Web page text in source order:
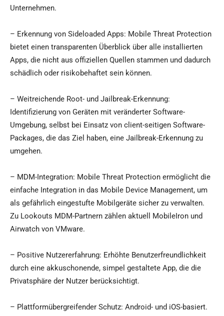
Unternehmen.
– Erkennung von Sideloaded Apps: Mobile Threat Protection
bietet einen transparenten Überblick über alle installierten
Apps, die nicht aus offiziellen Quellen stammen und dadurch
schädlich oder risikobehaftet sein können.
– Weitreichende Root- und Jailbreak-Erkennung:
Identifizierung von Geräten mit veränderter Software-
Umgebung, selbst bei Einsatz von client-seitigen Software-
Packages, die das Ziel haben, eine Jailbreak-Erkennung zu
umgehen.
– MDM-Integration: Mobile Threat Protection ermöglicht die
einfache Integration in das Mobile Device Management, um
als gefährlich eingestufte Mobilgeräte sicher zu verwalten.
Zu Lookouts MDM-Partnern zählen aktuell MobileIron und
Airwatch von VMware.
– Positive Nutzererfahrung: Erhöhte Benutzerfreundlichkeit
durch eine akkuschonende, simpel gestaltete App, die die
Privatsphäre der Nutzer berücksichtigt.
– Plattformübergreifender Schutz: Android- und iOS-basiert.